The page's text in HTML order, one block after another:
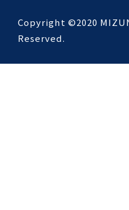
Copyright ©2020
Reserved.